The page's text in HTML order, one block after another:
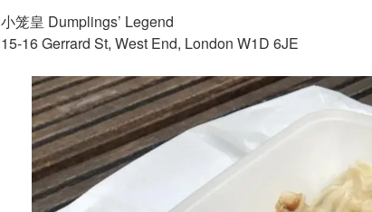
小笼皇 Dumplings’ Legend
15-16 Gerrard St, West End, London W1D 6JE